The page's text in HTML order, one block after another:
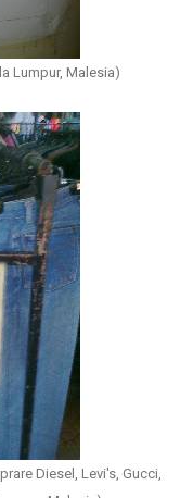
Lumpur, Malesia)
Diesel, Levi's, Gucci,